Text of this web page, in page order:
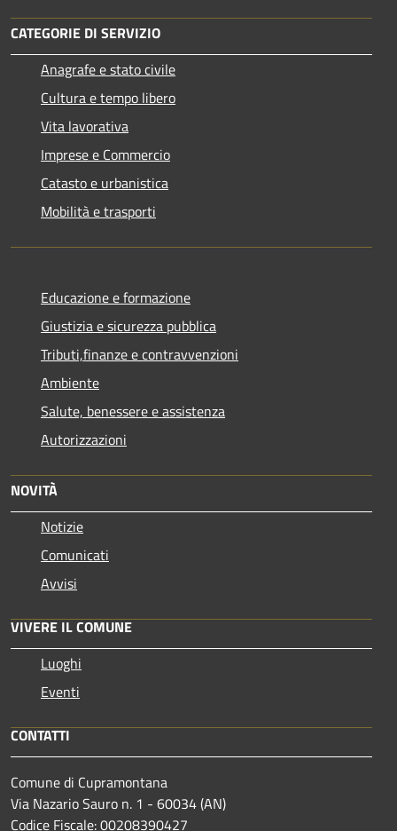
CATEGORIE DI SERVIZIO
Anagrafe e stato civile
Cultura e tempo libero
Vita lavorativa
Imprese e Commercio
Catasto e urbanistica
Mobilità e trasporti
Educazione e formazione
Giustizia e sicurezza pubblica
Tributi,finanze e contravvenzioni
Ambiente
Salute, benessere e assistenza
Autorizzazioni
NOVITÀ
Notizie
Comunicati
Avvisi
VIVERE IL COMUNE
Luoghi
Eventi
CONTATTI
Comune di Cupramontana
Via Nazario Sauro n. 1 - 60034 (AN)
Codice Fiscale: 00208390427